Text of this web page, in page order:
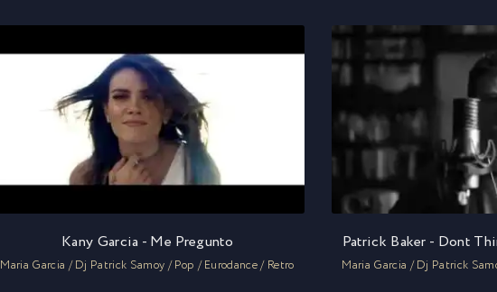
Kany Garcia - Me Pregunto
Maria Garcia / Dj Patrick Samoy / Pop / Eurodance / Retro
Patrick Baker - Dont
Maria Garcia / Dj Patrick